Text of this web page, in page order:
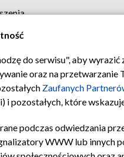
Regulamin TVP
do serwisu", aby
oraz na przetwarzanie
Zaufanych
i pozostałych, które
podczas odwiedzania
WWW lub innych